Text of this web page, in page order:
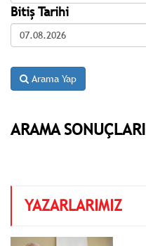
Bitiş Tarihi
Arama Yap
ARAMA SONUÇLARI
YAZARLARIMIZ